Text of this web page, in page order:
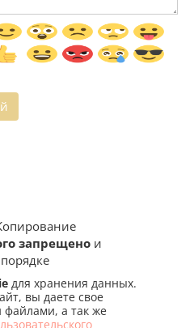
запрещено и
для хранения данных.
вы даете свое
файлами, а так же